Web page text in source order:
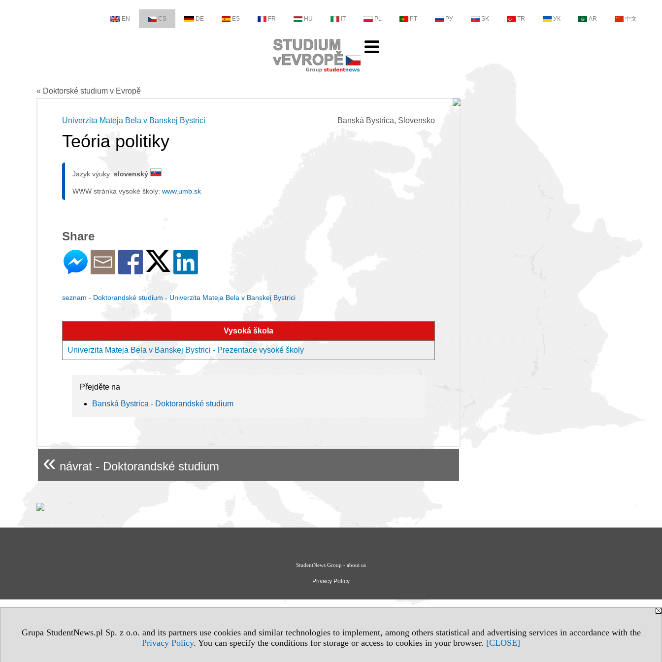
Grupa StudentNews.pl Sp. z o.o. and its partners use cookies and similar technologies to implement, among others statistical and advertising services in accordance with the
Privacy Policy. You can specify the conditions for storage or access to cookies in your browser. [CLOSE]
EN CS DE ES FR HU IT PL PT РУ SK TR УК AR 中文
« Doktorské studium v Evropě
Banská Bystrica, Slovensko
Univerzita Mateja Bela v Banskej Bystrici
Teória politiky
Jazyk výuky: slovenský
WWW stránka vysoké školy: www.umb.sk
Share
seznam - Doktorandské studium - Univerzita Mateja Bela v Banskej Bystrici
Vysoká škola
Univerzita Mateja Bela v Banskej Bystrici - Prezentace vysoké školy
Přejděte na
Banská Bystrica - Doktorandské studium
« návrat - Doktorandské studium
StudentNews Group - about us
Privacy Policy